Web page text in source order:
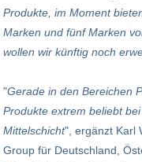
Produkte, im Moment
Marken und fünf Marken
wollen wir künftig noch
"Gerade in den Bereichen
Produkte extrem beliebt
Mittelschicht", ergänzt Karl
Group für Deutschland,